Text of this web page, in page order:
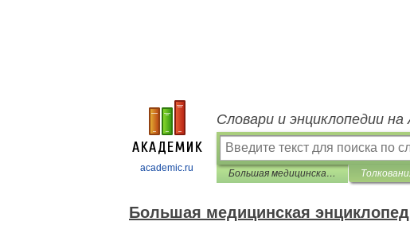
academic.ru
Словари и энциклопедии на
Большая медицинская энциклопедия
Большая медицинская